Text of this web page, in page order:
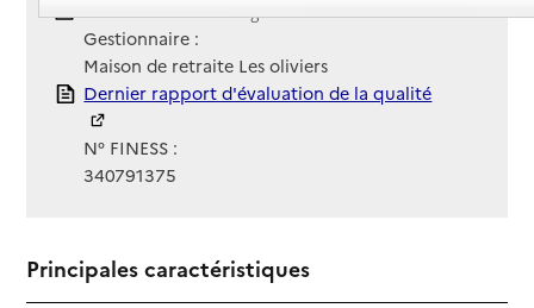
Gestionnaire :
Maison de retraite Les oliviers
Rapport HAS
Dernier rapport d'évaluation de la qualité
N° FINESS :
340791375
Principales caractéristiques